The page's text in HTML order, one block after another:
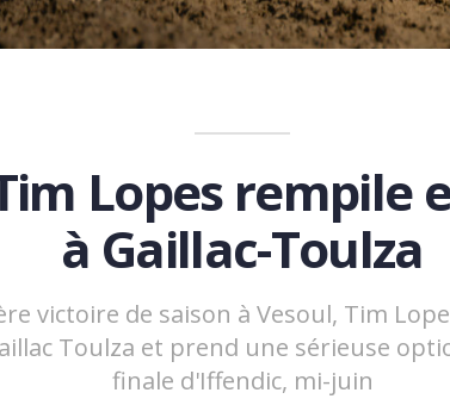
Lopes rempile
à Gaillac-Toulza
victoire de saison à Vesoul, Tim
Toulza et prend une sérieuse
finale d'Iffendic, mi-juin